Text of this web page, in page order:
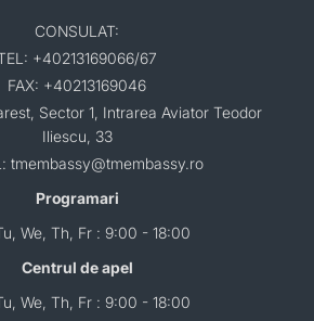
CONSULAT:
+40213169066/67
FAX: +40213169046
Sector 1, Intrarea Aviator Teodor
Iliescu, 33
tmembassy@tmembassy.ro
Programari
We, Th, Fr : 9:00 - 18:00
Centrul de apel
We, Th, Fr : 9:00 - 18:00